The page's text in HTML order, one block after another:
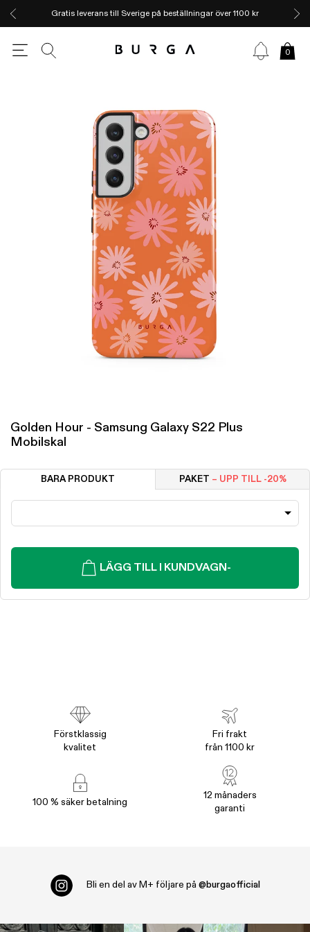
Gratis leverans till Sverige på beställningar över 1100 kr
0
Golden Hour - Samsung Galaxy S22 Plus
Mobilskal
BARA PRODUKT PAKET – UPP TILL -20%
LÄGG TILL I KUNDVAGN -
Förstklassig
kvalitet
Fri frakt
från 1100 kr
100 % säker betalning
12 månaders
garanti
Bli en del av M+ följare på @burgaofficial